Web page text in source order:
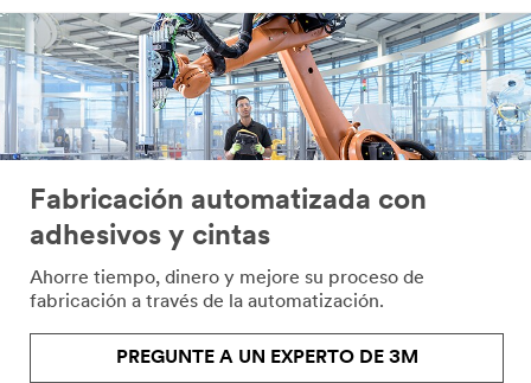
Fabricación automatizada con
adhesivos y cintas
Ahorre tiempo, dinero y mejore su proceso de
fabricación a través de la automatización.
PREGUNTE A UN EXPERTO DE 3M